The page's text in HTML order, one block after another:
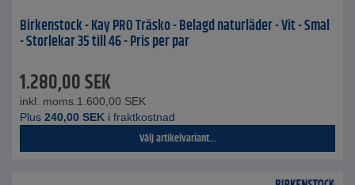
Birkenstock - Kay PRO Träsko - Belagd naturläder - Vit - Smal
- Storlekar 35 till 46 - Pris per par
1.280,00SEK
inkl. moms. 1.600,00 SEK
Plus 240,00 SEK i fraktkostnad
Välj artikelvariant...